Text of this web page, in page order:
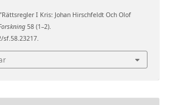
I Kris: Johan Hirschfeldt Och Olof
58 (1–2).
sf.58.23217.